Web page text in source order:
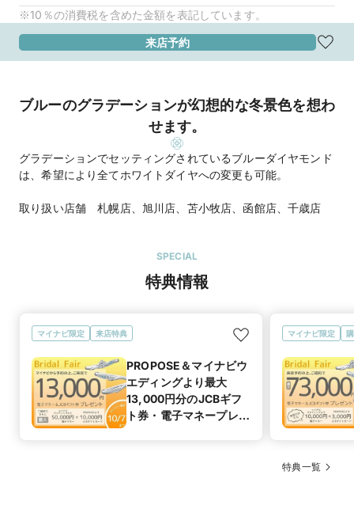
※10％の消費税を含めた金額を表記しています。
来店予約
ブルーのグラデーションが幻想的な冬景色を想わ
せます。
グラデーションでセッティングされているブルーダイヤモンド
は、希望により全てホワイトダイヤへの変更も可能。
取り扱い店舗 札幌店、旭川店、苫小牧店、函館店、千歳店
SPECIAL
特典情報
マイナビ限定 来店特典
PROPOSE＆マイナビウ
エディングより最大
13,000円分のJCBギフ
ト券・電子マネープレゼ
マイナビ限定
特典一覧